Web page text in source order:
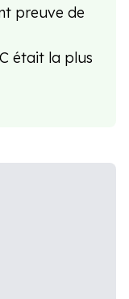
preuve de
était la plus